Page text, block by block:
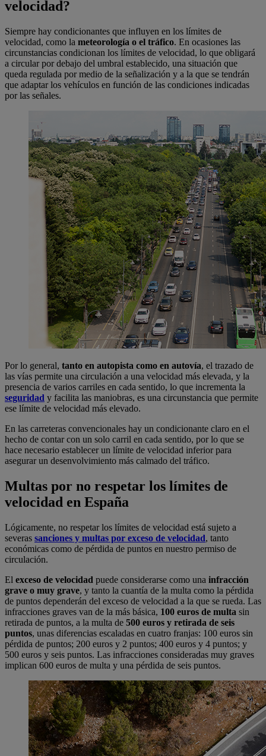
velocidad?
Siempre hay condicionantes que influyen en los límites de
velocidad, como la meteorología o el tráfico. En ocasiones las
circunstancias condicionan los límites de velocidad, lo que obligará
a circular por debajo del umbral establecido, una situación que
queda regulada por medio de la señalización y a la que se tendrán
que adaptar los vehículos en función de las condiciones indicadas
por las señales.
Por lo general, tanto en autopista como en autovía, el trazado de
las vías permite una circulación a una velocidad más elevada, y la
presencia de varios carriles en cada sentido, lo que incrementa la
seguridad y facilita las maniobras, es una circunstancia que permite
ese límite de velocidad más elevado.
En las carreteras convencionales hay un condicionante claro en el
hecho de contar con un solo carril en cada sentido, por lo que se
hace necesario establecer un límite de velocidad inferior para
asegurar un desenvolvimiento más calmado del tráfico.
Multas por no respetar los límites de
velocidad en España
Lógicamente, no respetar los límites de velocidad está sujeto a
severas sanciones y multas por exceso de velocidad, tanto
económicas como de pérdida de puntos en nuestro permiso de
circulación.
El exceso de velocidad puede considerarse como una infracción
grave o muy grave, y tanto la cuantía de la multa como la pérdida
de puntos dependerán del exceso de velocidad a la que se rueda. Las
infracciones graves van de la más básica, 100 euros de multa sin
retirada de puntos, a la multa de 500 euros y retirada de seis
puntos, unas diferencias escaladas en cuatro franjas: 100 euros sin
pérdida de puntos; 200 euros y 2 puntos; 400 euros y 4 puntos; y
500 euros y seis puntos. Las infracciones consideradas muy graves
implican 600 euros de multa y una pérdida de seis puntos.